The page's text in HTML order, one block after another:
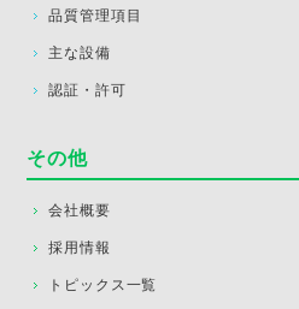
品質管理項目
主な設備
認証・許可
その他
会社概要
採用情報
トピックス一覧